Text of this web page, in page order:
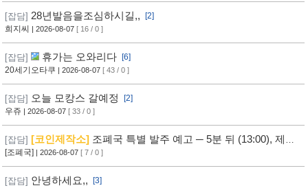
[잡담] 28년발음을조심하시길,,
[2]
희지씨
| 2026-08-07 [ 16 / 0 ]
[잡담] 휴가는 오와리다
[6]
20세기오타쿠 | 2026-08-07 [ 43 / 0 ]
[잡담] 오늘 모캉스 갈예정
[2]
우쥬 | 2026-08-07 [ 33 / 0 ]
[잡담] [코인제작소] 조폐국 특별 발주 예고 ─ 5분 뒤 (13:00), 제작
자 여러분의 힘이 필요합니다! ─ [참여하기]
[조폐국] | 2026-08-07 [ 7 / 0 ]
[잡담] 안녕하세요,,
[3]